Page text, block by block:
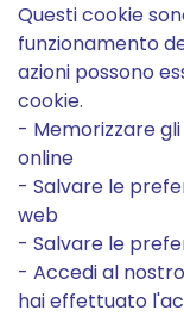
Questi cookie
funzionamento
azioni possono
cookie.
- Memorizzare
online
- Salvare le
web
- Salvare le
- Accedi al
hai effettuato